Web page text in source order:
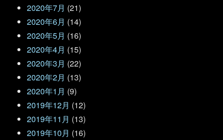
2020年7月 (21)
2020年6月 (14)
2020年5月 (16)
2020年4月 (15)
2020年3月 (22)
2020年2月 (13)
2020年1月 (9)
2019年12月 (12)
2019年11月 (13)
2019年10月 (16)